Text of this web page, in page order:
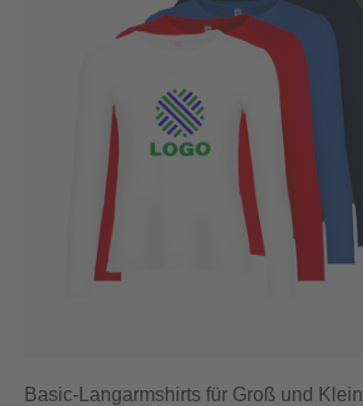
Basic-Langarmshirts für Groß und Klein